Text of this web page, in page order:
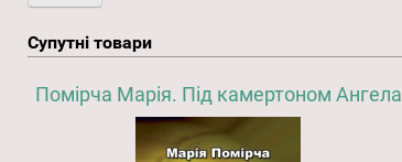
Супутні товари
Помірча Марія. Під камертоном Ангела